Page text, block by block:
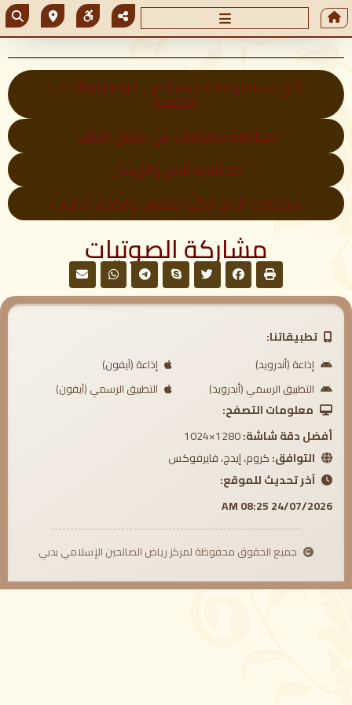
شرح المنظومة الميمية في الوصايا والآداب
العلمية
محاضرة معوقات في طريق الطلب
محاضرة الحج والإيمان
محاضرة: الحج تزكية للنفس وتكفير للذنوب
مشاركة الصوتيات
تطبيقاتنا:
إذاعة (أندرويد)
إذاعة (آيفون)
التطبيق الرسمي (أندرويد)
التطبيق الرسمي (آيفون)
معلومات التصفح:
أفضل دقة شاشة:
التوافق:كروم، إيدج، فايرفوكس
آخر تحديث للموقع:
24/07/2026 08:25 AM
جميع الحقوق محفوظة لمركز رياض الصالحين الإسلامي بدبي